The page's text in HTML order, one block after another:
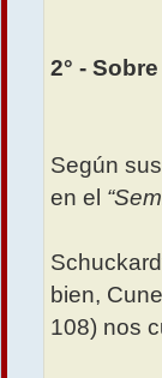
2° -
Según
en el
bien,
108) nos